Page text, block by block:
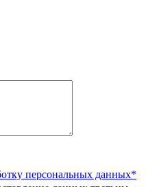
персональных данных*